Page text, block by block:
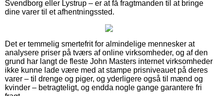
Svendborg eller Lystrup – er at få fragtmanden til at bringe
dine varer til et afhentningssted.
Det er temmelig smertefrit for almindelige mennesker at
analysere priser på tværs af online virksomheder, og af den
grund har langt de fleste John Masters internet virksomheder
ikke kunne lade være med at stampe prisniveauet på deres
varer – til drenge og piger, og yderligere også til mænd og
kvinder – betragteligt, og endda nogle gange garantere fri